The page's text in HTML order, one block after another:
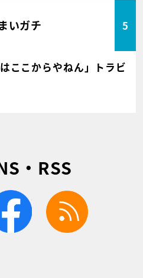
いガチ 5
ここからやねん」トラビ
・RSS
facebook